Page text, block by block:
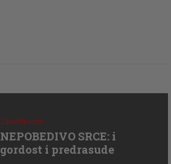
Zanimljivosti
NEPOBEDIVO SRCE: i
gordost i predrasude